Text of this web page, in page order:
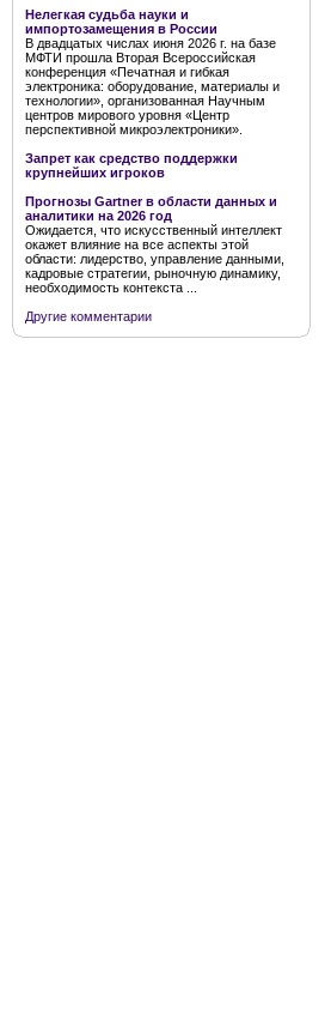
Нелегкая судьба науки и
импортозамещения в России
В двадцатых числах июня 2026 г. на базе
МФТИ прошла Вторая Всероссийская
конференция «Печатная и гибкая
электроника: оборудование, материалы и
технологии», организованная Научным
центров мирового уровня «Центр
перспективной микроэлектроники».
Запрет как средство поддержки
крупнейших игроков
Прогнозы Gartner в области данных и
аналитики на 2026 год
Ожидается, что искусственный интеллект
окажет влияние на все аспекты этой
области: лидерство, управление данными,
кадровые стратегии, рыночную динамику,
необходимость контекста ...
Другие комментарии